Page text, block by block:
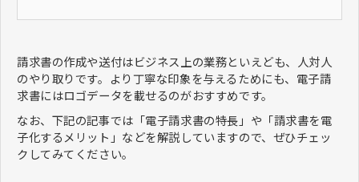
請求書の作成や送付はビジネス上の業務といえども、人対人
のやり取りです。より丁寧な印象を与えるためにも、電子請
求書にはロゴデータを載せるのがおすすめです。
なお、下記の記事では「電子請求書の特長」や「請求書を電
子化するメリット」などを解説していますので、ぜひチェッ
クしてみてください。